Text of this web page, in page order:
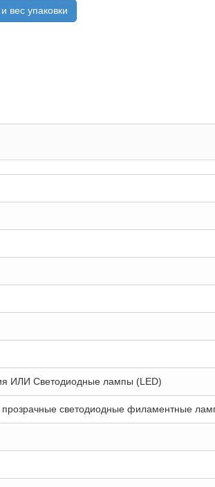
вес упаковки
ИЛИ Светодиодные лампы (LED)
светодиодные филаментные